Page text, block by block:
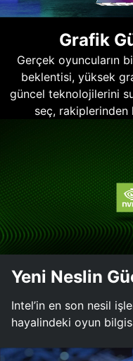
Grafik
Gerçek oyuncuların
beklentisi, yüksek
güncel teknolojilerini
seç, rakiplerinden
Yeni Neslin
Intel’in en son nesil
hayalindeki oyun